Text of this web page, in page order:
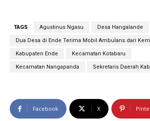
TAGS Agustinus Ngasu Desa Hangalande
Dua Desa di Ende Terima Mobil Ambulans dari
Kabupaten Ende Kecamatan Kotabaru
Kecamatan Nangapanda Sekretaris Daerah
Facebook X